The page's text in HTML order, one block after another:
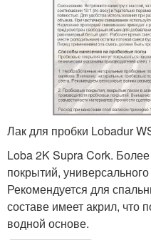
Лак для пробки Lobadur
Loba 2K Supra Cork.
покрытий,
Рекомендуется для
составе имеет акрил, что
водной основе.